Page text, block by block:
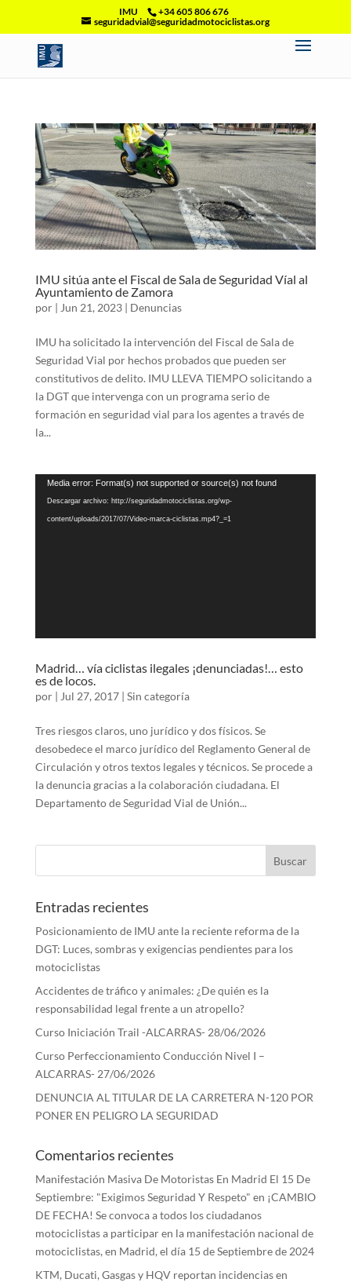
IMU
+34 605 806 676
seguridadvial@seguridadmotociclistas.org
IMU sitúa ante el Fiscal de Sala de Seguridad Víal al
Ayuntamiento de Zamora
por | Jun 21, 2023| Denuncias
IMU ha solicitado la intervención del Fiscal de Sala de
Seguridad Vial por hechos probados que pueden ser
constitutivos de delito. IMU LLEVA TIEMPO solicitando a
la DGT que intervenga con un programa serio de
formación en seguridad vial para los agentes a través de
la...
Reproductor
vídeo
Media error: Format(s) not supported or source(s) not found
Descargar archivo: http://seguridadmotociclistas.org/wp-
content/uploads/2017/07/Video-marca-ciclistas.mp4?_=1
Madrid… vía ciclistas ilegales ¡denunciadas!… esto
es de locos.
por | Jul 27, 2017| Sin categoría
Tres riesgos claros, uno jurídico y dos físicos. Se
desobedece el marco jurídico del Reglamento General de
Circulación y otros textos legales y técnicos. Se procede a
la denuncia gracias a la colaboración ciudadana. El
Departamento de Seguridad Vial de Unión...
Entradas recientes
Posicionamiento de IMU ante la reciente reforma de la
DGT: Luces, sombras y exigencias pendientes para los
motociclistas
Accidentes de tráfico y animales: ¿De quién es la
responsabilidad legal frente a un atropello?
Curso Iniciación Trail -ALCARRAS- 28/06/2026
Curso Perfeccionamiento Conducción Nivel I –
ALCARRAS- 27/06/2026
DENUNCIA AL TITULAR DE LA CARRETERA N-120 POR
PONER EN PELIGRO LA SEGURIDAD
Comentarios recientes
Manifestación Masiva De Motoristas En Madrid El 15 De
Septiembre: "Exigimos Seguridad Y Respeto" en ¡CAMBIO
DE FECHA! Se convoca a todos los ciudadanos
motociclistas a participar en la manifestación nacional de
motociclistas, en Madrid, el día 15 de Septiembre de 2024
KTM, Ducati, Gasgas y HQV reportan incidencias en